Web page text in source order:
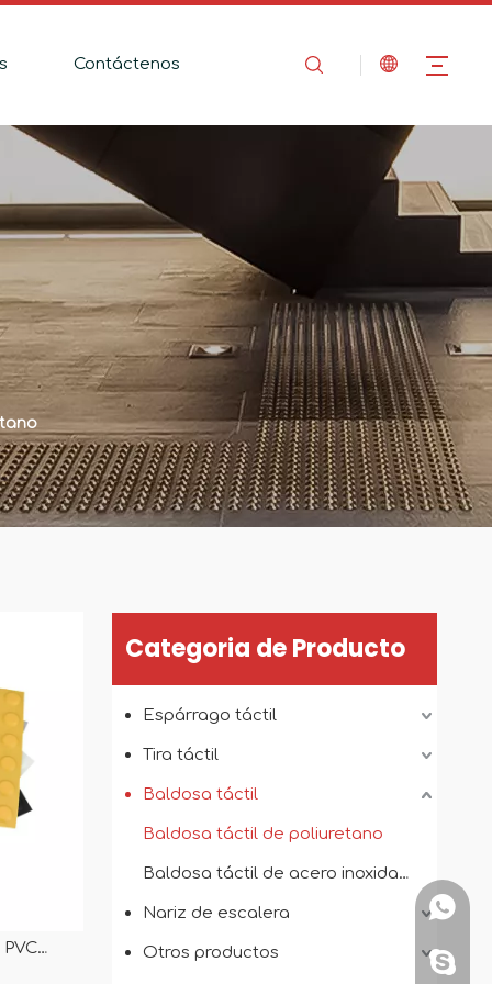
Contáctenos
Categoria de Producto
Espárrago táctil
Tira táctil
Baldosa táctil
Baldosa táctil de poliuretano
Baldosa táctil de acero inoxidable
Nariz de escalera
Otros productos